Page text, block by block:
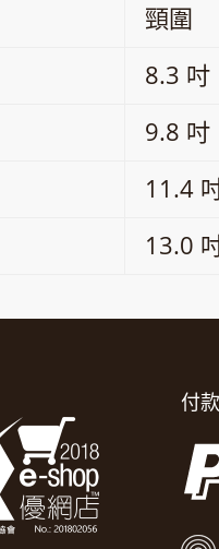
頸圍
8.3 吋
9.8 吋
11.4
13.0
付